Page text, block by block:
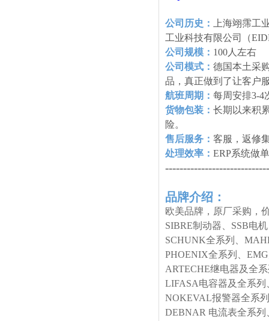
公司历史：
上海翊霈工
工业科技有限公司（
公司规模： 100人左右
公司模式： 德国本土采
品，真正做到了让客户
航班周期： 每周安排3-4
货物包装： 长期以来积
险。
售后服务： 客服，返修
处理效率： ERP系统做
品牌介绍：
欧美品牌，原厂采购，
SIBRE制动器、SSB电
SCHUNK全系列、
PHOENIX全系列、
ARTECHE继电器及全
LIFASA电容器及全系
NOKEVAL报警器全系
DEBNAR 电流表全系